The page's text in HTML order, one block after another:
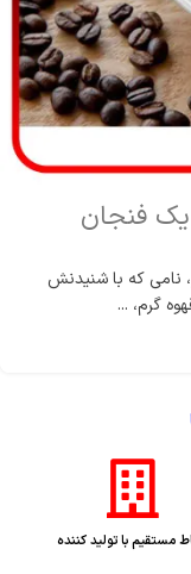
یک فنجان
نامی که با شنیدنش
گرم، ...
مستقیم با تولید کننده